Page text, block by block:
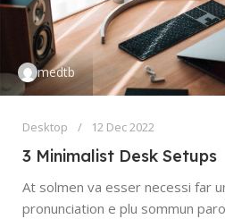
medtb
Desktop 12 Dec 2022
3 Minimalist Desk Setups
At solmen va esser necessi far
pronunciation e plu sommun